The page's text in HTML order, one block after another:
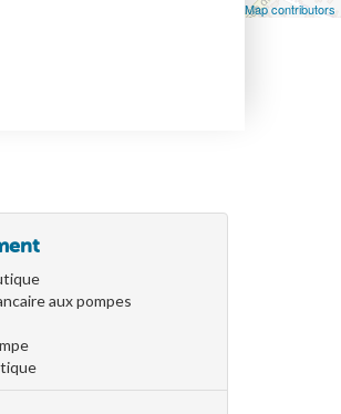
OpenStreetMap contributors
aux pompes